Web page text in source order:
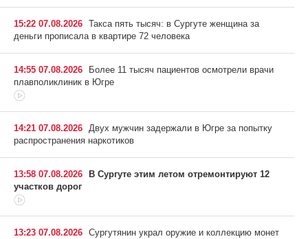
15:22 07.08.2026 Такса пять тысяч: в Сургуте женщина за
деньги прописала в квартире 72 человека
14:55 07.08.2026
Более 11 тысяч пациентов осмотрели врачи
плавполиклиник в Югре
14:21 07.08.2026 Двух мужчин задержали в Югре за попытку
распространения наркотиков
13:58 07.08.2026
В Сургуте этим летом отремонтируют 12
участков дорог
13:23 07.08.2026 Сургутянин украл оружие и коллекцию монет